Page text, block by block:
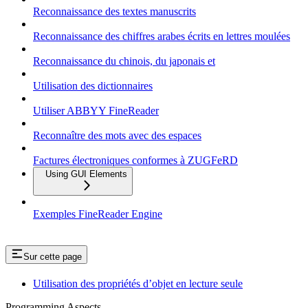
Reconnaissance des textes manuscrits
Reconnaissance des chiffres arabes écrits en lettres moulées
Reconnaissance du chinois, du japonais et
Utilisation des dictionnaires
Utiliser ABBYY FineReader
Reconnaître des mots avec des espaces
Factures électroniques conformes à ZUGFeRD
Using GUI Elements
Exemples FineReader Engine
Sur cette page
Utilisation des propriétés d’objet en lecture seule